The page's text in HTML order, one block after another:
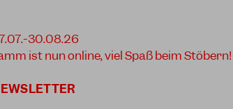
30.08.26
ist nun online, viel Spaß beim Stöbern!